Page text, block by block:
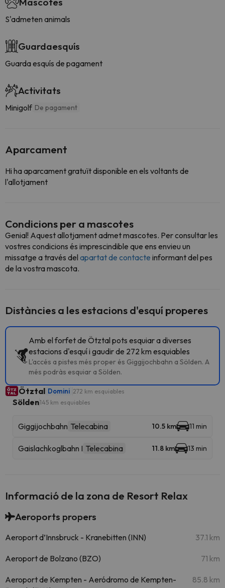
S'admeten animals
Guardaesquís
Guarda esquís de pagament
Activitats
Minigolf De pagament
Aparcament
Hi ha aparcament gratuït disponible en els voltants de
l'allotjament
Condicions per a mascotes
Genial! Aquest allotjament admet mascotes. Per consultar les
vostres condicions és imprescindible que ens envieu un
missatge a través del apartat de contacte informant del pes
de la vostra mascota.
Distàncies a les estacions d'esquí properes
Amb el forfet de Ötztal pots esquiar a diverses
estacions d'esquí i gaudir de 272 km esquiables
L'accés a pistes més proper és Giggijochbahn a Sölden. A
més podràs esquiar a Sölden.
Ötztal Domini 272 km esquiables
Sölden145 km esquiables
Giggijochbahn Telecabina 10.5 km 11 min
Gaislachkoglbahn I Telecabina 11.8 km 13 min
Informació de la zona de Resort Relax
Aeroports propers
Aeroport d’Innsbruck - Kranebitten (INN) 37.1 km
Aeroport de Bolzano (BZO) 71 km
Aeroport de Kempten - Aeródromo de Kempten-
85.8 km